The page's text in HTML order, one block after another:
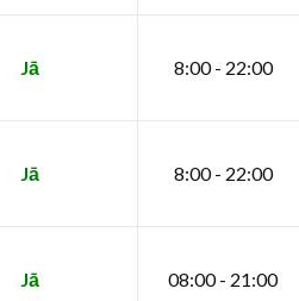
Jā 8:00 - 22:00
Jā 8:00 - 22:00
Jā 08:00 - 21:00